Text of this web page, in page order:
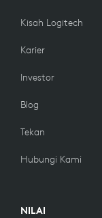
Kisah Logitech
Karier
Investor
Blog
Tekan
Hubungi Kami
NILAI